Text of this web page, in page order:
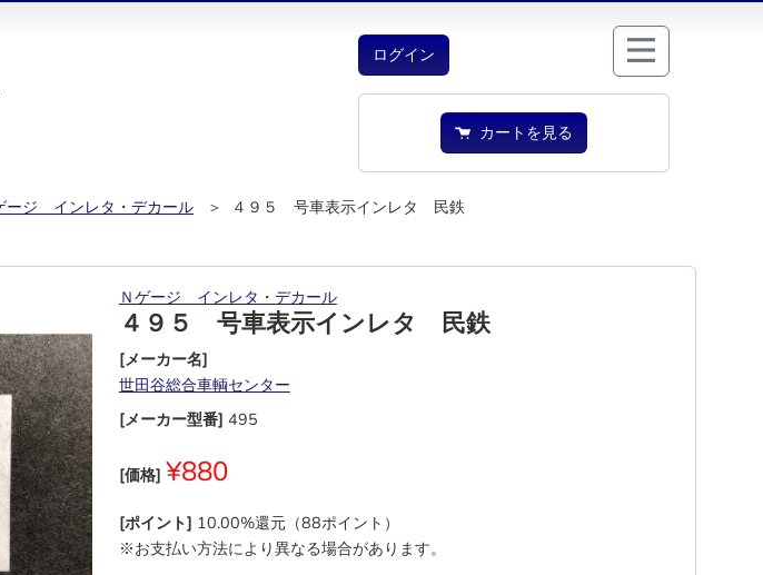
ログイン
カートを見る
ージ インレタ・デカール
＞ ４９５ 号車表示インレタ 民鉄
Ｎゲージ インレタ・デカール
４９５ 号車表示インレタ 民鉄
[メーカー名]
世田谷総合車輌センター
[メーカー型番] 495
[価格] ¥880
[ポイント] 10.00%還元（88ポイント）
※お支払い方法により異なる場合があります。